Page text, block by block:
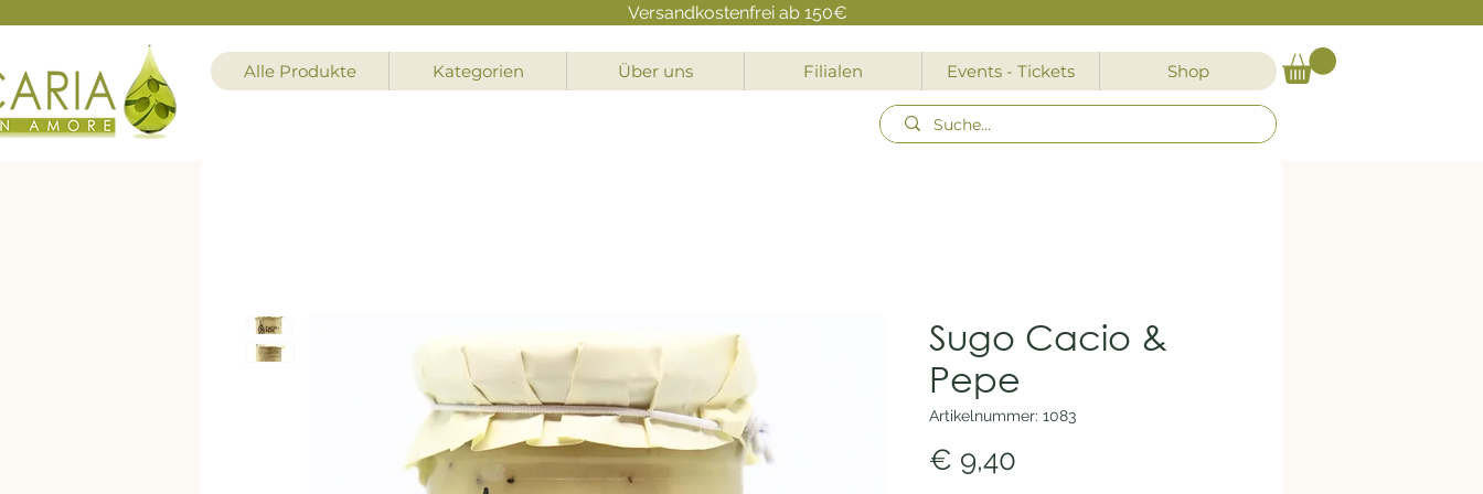
Versandkostenfrei ab 150€
Alle Produkte Kategorien Über uns Filialen Events - Tickets Shop
Sugo Cacio &
Pepe
Artikelnummer: 1083
€ 9,40